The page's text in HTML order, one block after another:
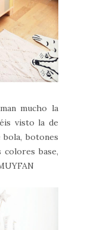
mucho la
visto la de
bola, botones
base,